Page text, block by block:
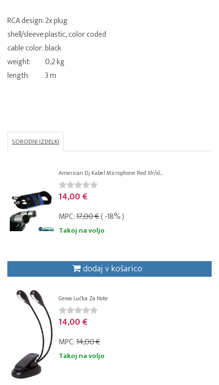
RCA design:2x plug
shell/sleeve:plastic, color coded
cable color:black
weight:
0,2 kg
length:
3 m
SORODNI IZDELKI
American Dj Kabel Microphone Red Xlr/xl...
14,00 €
MPC:17,00 €( -18% )
Takoj na voljo
dodaj v košarico
Gewa Lučka Za Note
14,00 €
MPC:14,00 €
Takoj na voljo